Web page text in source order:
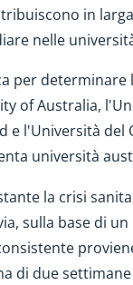
in
nelle
per
of Australia,
l'Università del
università
la crisi
sulla base di
di due